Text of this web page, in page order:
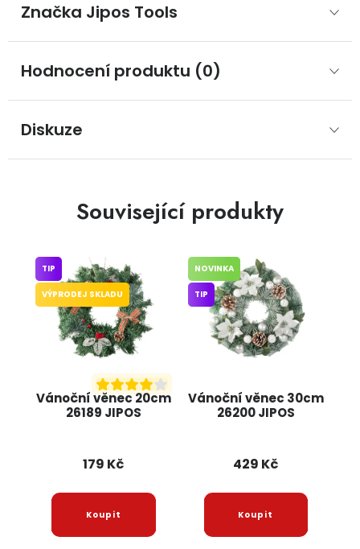
Značka Jipos Tools
Hodnocení produktu (0)
Diskuze
Související produkty
Vánoční věnec 20cm
26189 JIPOS
TIP
VÝPRODEJ SKLADU
179 Kč
Vánoční věnec 30cm
26200 JIPOS
NOVINKA
TIP
429 Kč